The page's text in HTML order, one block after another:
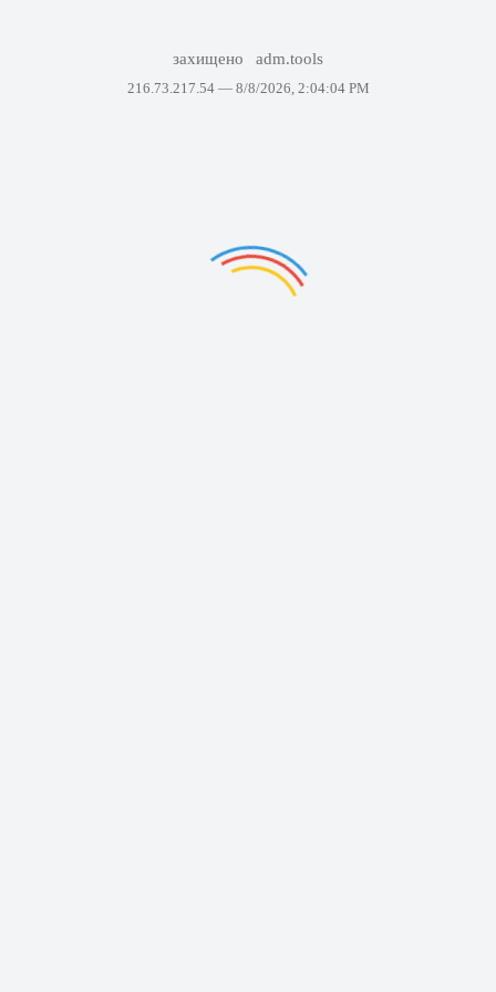
захищено adm.tools
216.73.217.54 — 8/8/2026, 2:04:04 PM